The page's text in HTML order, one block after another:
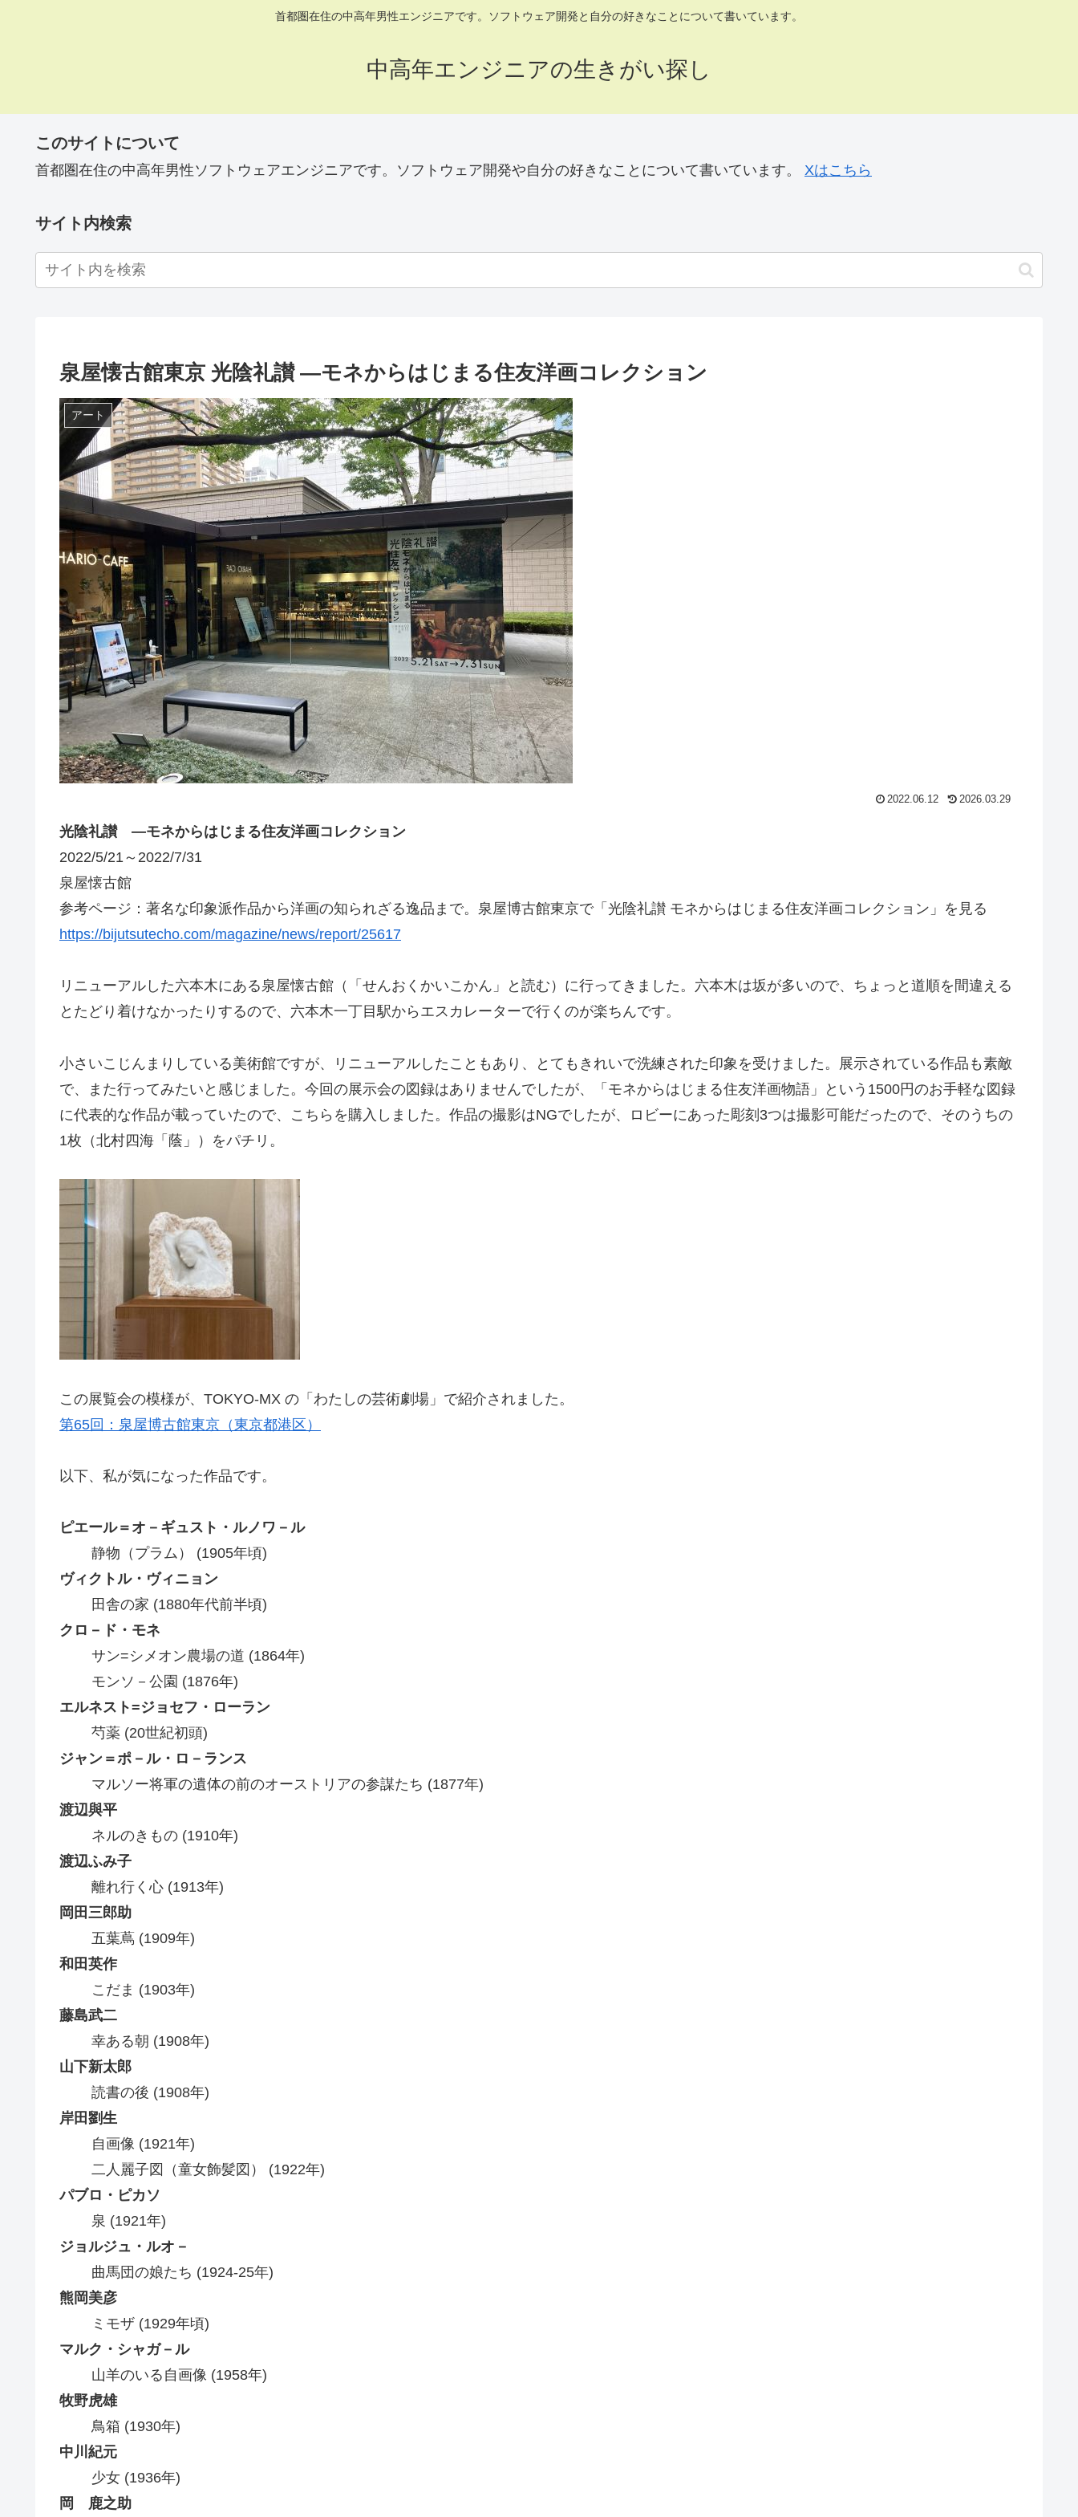
首都圏在住の中高年男性エンジニアです。ソフトウェア開発と自分の好きなことについて書いています。
中高年エンジニアの生きがい探し
このサイトについて
首都圏在住の中高年男性ソフトウェアエンジニアです。ソフトウェア開発や自分の好きなことについて書いています。 Xはこちら
サイト内検索
泉屋懐古館東京 光陰礼讃 ―モネからはじまる住友洋画コレクション
アート
2022.06.12 2026.03.29
光陰礼讃 ―モネからはじまる住友洋画コレクション
2022/5/21～2022/7/31
泉屋懐古館
参考ページ：著名な印象派作品から洋画の知られざる逸品まで。泉屋博古館東京で「光陰礼讃 モネからはじまる住友洋画コレクション」を見る
https://bijutsutecho.com/magazine/news/report/25617
リニューアルした六本木にある泉屋懐古館（「せんおくかいこかん」と読む）に行ってきました。六本木は坂が多いので、ちょっと道順を間違える
とたどり着けなかったりするので、六本木一丁目駅からエスカレーターで行くのが楽ちんです。
小さいこじんまりしている美術館ですが、リニューアルしたこともあり、とてもきれいで洗練された印象を受けました。展示されている作品も素敵
で、また行ってみたいと感じました。今回の展示会の図録はありませんでしたが、「モネからはじまる住友洋画物語」という1500円のお手軽な図録
に代表的な作品が載っていたので、こちらを購入しました。作品の撮影はNGでしたが、ロビーにあった彫刻3つは撮影可能だったので、そのうちの
1枚（北村四海「蔭」）をパチリ。
この展覧会の模様が、TOKYO-MX の「わたしの芸術劇場」で紹介されました。
第65回：泉屋博古館東京（東京都港区）
以下、私が気になった作品です。
ピエール＝オ－ギュスト・ルノワ－ル
静物（プラム） (1905年頃)
ヴィクトル・ヴィニョン
田舎の家 (1880年代前半頃)
クロ－ド・モネ
サン=シメオン農場の道 (1864年)
モンソ－公園 (1876年)
エルネスト=ジョセフ・ローラン
芍薬 (20世紀初頭)
ジャン＝ポ－ル・ロ－ランス
マルソー将軍の遺体の前のオーストリアの参謀たち (1877年)
渡辺與平
ネルのきもの (1910年)
渡辺ふみ子
離れ行く心 (1913年)
岡田三郎助
五葉蔦 (1909年)
和田英作
こだま (1903年)
藤島武二
幸ある朝 (1908年)
山下新太郎
読書の後 (1908年)
岸田劉生
自画像 (1921年)
二人麗子図（童女飾髪図） (1922年)
パブロ・ピカソ
泉 (1921年)
ジョルジュ・ルオ－
曲馬団の娘たち (1924-25年)
熊岡美彦
ミモザ (1929年頃)
マルク・シャガ－ル
山羊のいる自画像 (1958年)
牧野虎雄
鳥箱 (1930年)
中川紀元
少女 (1936年)
岡 鹿之助